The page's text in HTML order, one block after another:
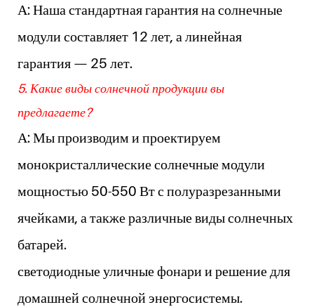
А: Наша стандартная гарантия на солнечные
модули составляет 12 лет, а линейная
гарантия — 25 лет.
5. Какие виды солнечной продукции вы
предлагаете?
А: Мы производим и проектируем
монокристаллические солнечные модули
мощностью 50-550 Вт с полуразрезанными
ячейками, а также различные виды солнечных
батарей.
светодиодные уличные фонари и решение для
домашней солнечной энергосистемы.